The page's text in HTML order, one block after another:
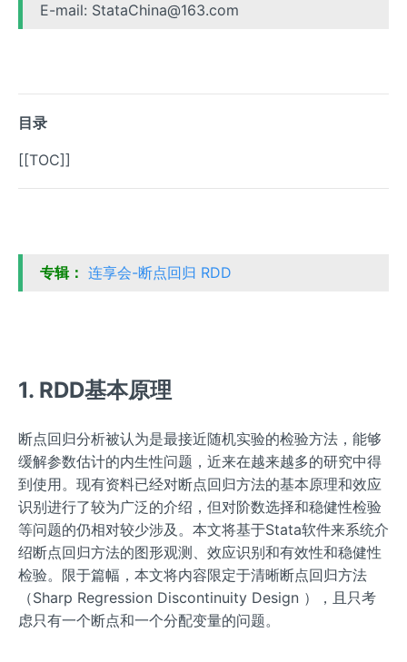
E-mail: StataChina@163.com
目录
[[TOC]]
专辑： 连享会-断点回归 RDD
1. RDD基本原理
断点回归分析被认为是最接近随机实验的检验方法，能够
缓解参数估计的内生性问题，近来在越来越多的研究中得
到使用。现有资料已经对断点回归方法的基本原理和效应
识别进行了较为广泛的介绍，但对阶数选择和稳健性检验
等问题的仍相对较少涉及。本文将基于Stata软件来系统介
绍断点回归方法的图形观测、效应识别和有效性和稳健性
检验。限于篇幅，本文将内容限定于清晰断点回归方法
（Sharp Regression Discontinuity Design ），且只考
虑只有一个断点和一个分配变量的问题。